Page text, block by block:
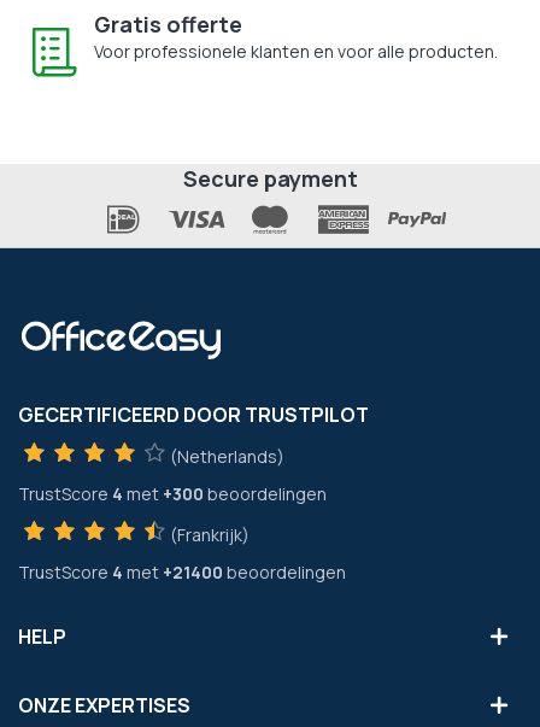
Gratis offerte
Voor professionele klanten en voor alle producten.
Secure payment
GECERTIFICEERD DOOR TRUSTPILOT
(Netherlands)
TrustScore 4 met +300 beoordelingen
(Frankrijk)
TrustScore 4 met +21400 beoordelingen
HELP
ONZE EXPERTISES